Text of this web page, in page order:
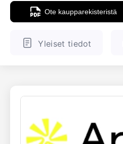
Tietopankki
Ote kaupparekisteristä
Yleiset tiedot